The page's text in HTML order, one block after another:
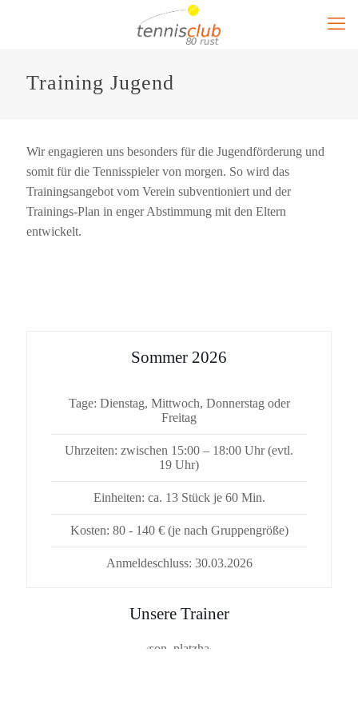
Training Jugend
Wir engagieren uns besonders für die Jugendförderung und
somit für die Tennisspieler von morgen. So wird das
Trainingsangebot vom Verein subventioniert und der
Trainings-Plan in enger Abstimmung mit den Eltern
entwickelt.
Sommer 2026
Tage: Dienstag, Mittwoch, Donnerstag oder
Freitag
Uhrzeiten: zwischen 15:00 – 18:00 Uhr (evtl.
19 Uhr)
Einheiten: ca. 13 Stück je 60 Min.
Kosten: 80 - 140 € (je nach Gruppengröße)
Anmeldeschluss: 30.03.2026
Unsere Trainer